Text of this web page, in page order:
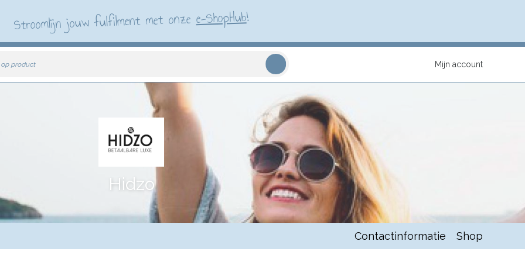
Stroomlijn jouw fulfilment met onzee-ShopHub!
op product Mijn account
Hidzo
Contactinformatie Shop